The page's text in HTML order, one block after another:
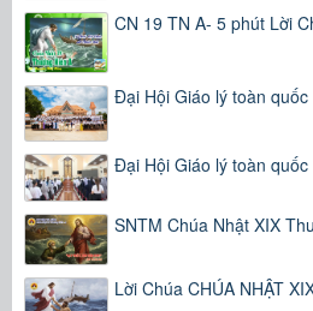
CN 19 TN A- 5 phút Lời
Đại Hội Giáo lý toàn
Đại Hội Giáo lý toàn
SNTM Chúa Nhật XIX
Lời Chúa CHÚA NHẬT